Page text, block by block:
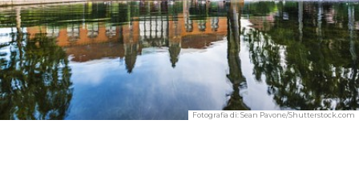
Fotografia di:Sean Pavone/Shutterstock.com